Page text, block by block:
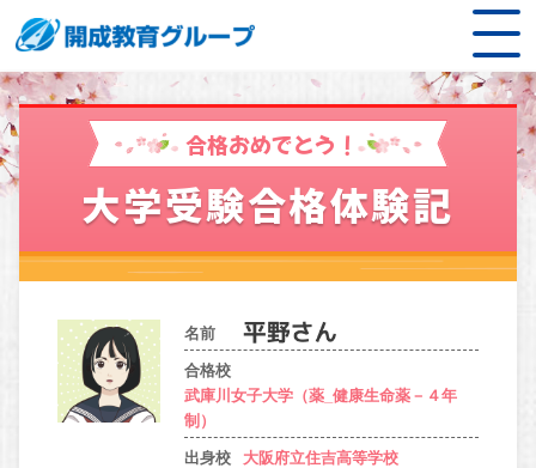
合格おめでとう！
大学受験合格体験記
名前
合格校
武庫川女子大学（薬_健康生命薬－４年
制）
出身校 大阪府立住吉高等学校